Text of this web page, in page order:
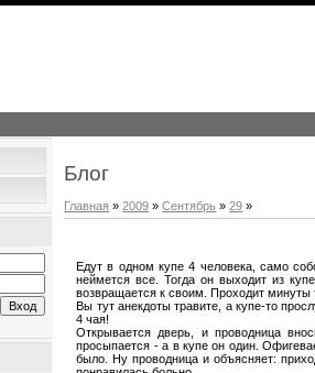
Блог
Главная »2009 » Сентябрь » 29 »
Едут в одном купе 4 человека, само
неймется все. Тогда он выходит из
возвращается к своим. Проходит минуты
Вы тут анекдоты травите, а купе-то
4 чая!
Открывается дверь, и проводница
просыпается - а в купе он один.
было. Ну проводница и объясняет: